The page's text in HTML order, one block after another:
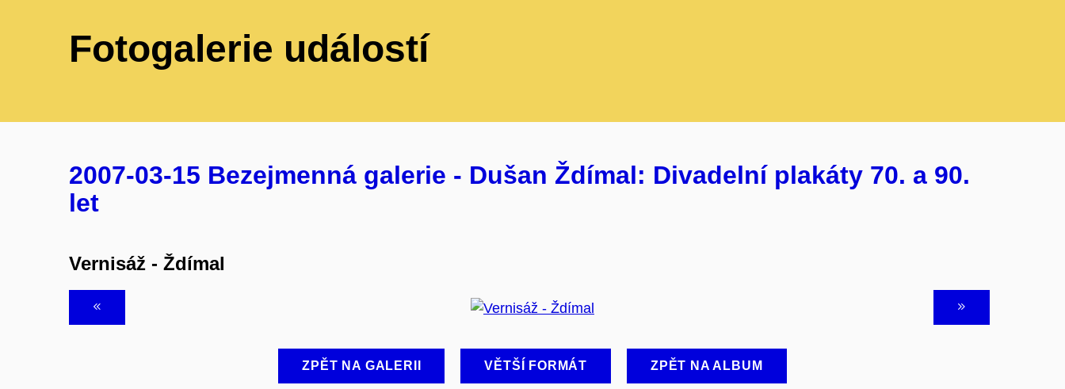
Fotogalerie událostí
2007-03-15 Bezejmenná galerie - Dušan Ždímal: Divadelní plakáty 70. a 90.
let
Vernisáž - Ždímal
ZPĚT NA GALERII VĚTŠÍ FORMÁT ZPĚT NA ALBUM